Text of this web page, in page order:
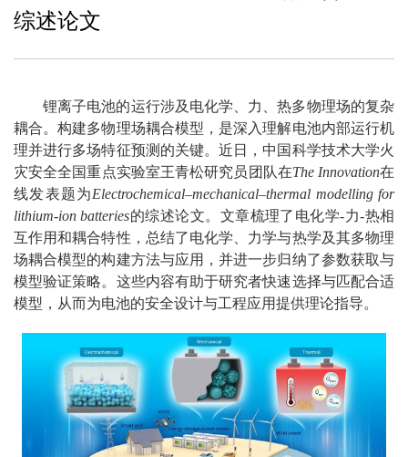
综述论文
锂离子电池的运行涉及电化学、力、热多物理场的复杂
耦合。构建多物理场耦合模型，是深入理解电池内部运行机
理并进行多场特征预测的关键。近日，中国科学技术大学火
灾安全全国重点实验室王青松研究员团队在The Innovation在
线发表题为Electrochemical–mechanical–thermal modelling for
lithium-ion batteries的综述论文。文章梳理了电化学-力-热相
互作用和耦合特性，总结了电化学、力学与热学及其多物理
场耦合模型的构建方法与应用，并进一步归纳了参数获取与
模型验证策略。这些内容有助于研究者快速选择与匹配合适
模型，从而为电池的安全设计与工程应用提供理论指导。